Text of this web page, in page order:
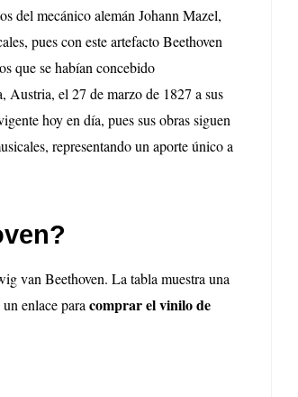
del mecánico alemán Johann Mazel,
pues con este artefacto Beethoven
que se habían concebido
Austria, el 27 de marzo de 1827 a sus
hoy en día, pues sus obras siguen
representando un aporte único a
van Beethoven. La tabla muestra una
un enlace paracomprar el vinilo de